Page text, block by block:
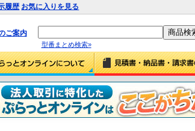
履歴 お気に入りを見る
ご案内
型番まとめ検索»